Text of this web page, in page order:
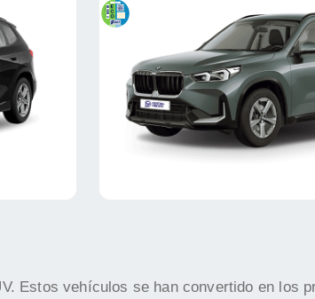
Estos vehículos se han convertido en los